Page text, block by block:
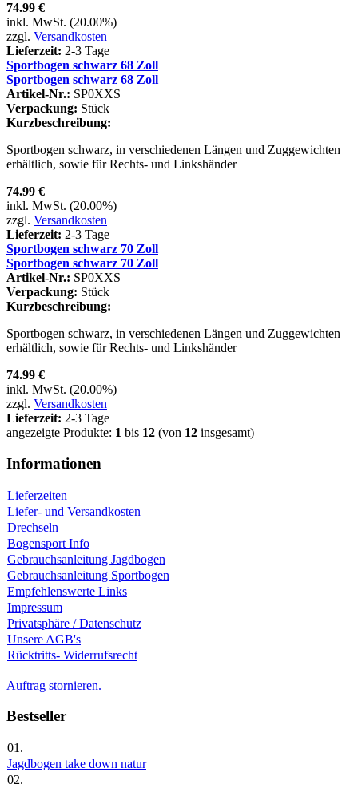
74.99 €
inkl. MwSt. (20.00%)
zzgl. Versandkosten
Lieferzeit: 2-3 Tage
Sportbogen schwarz 68 Zoll
Sportbogen schwarz 68 Zoll
Artikel-Nr.: SP0XXS
Verpackung: Stück
Kurzbeschreibung:
Sportbogen schwarz, in verschiedenen Längen und Zuggewichten
erhältlich, sowie für Rechts- und Linkshänder
74.99 €
inkl. MwSt. (20.00%)
zzgl. Versandkosten
Lieferzeit: 2-3 Tage
Sportbogen schwarz 70 Zoll
Sportbogen schwarz 70 Zoll
Artikel-Nr.: SP0XXS
Verpackung: Stück
Kurzbeschreibung:
Sportbogen schwarz, in verschiedenen Längen und Zuggewichten
erhältlich, sowie für Rechts- und Linkshänder
74.99 €
inkl. MwSt. (20.00%)
zzgl. Versandkosten
Lieferzeit: 2-3 Tage
angezeigte Produkte: 1 bis 12 (von 12 insgesamt)
Informationen
Lieferzeiten
Liefer- und Versandkosten
Drechseln
Bogensport Info
Gebrauchsanleitung Jagdbogen
Gebrauchsanleitung Sportbogen
Empfehlenswerte Links
Impressum
Privatsphäre / Datenschutz
Unsere AGB's
Rücktritts- Widerrufsrecht
Auftrag stornieren.
Bestseller
01.
Jagdbogen take down natur
02.